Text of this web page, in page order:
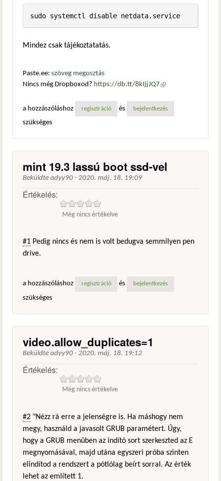
sudo systemctl disable netdata.service
Mindez csak tájékoztatatás.
Paste.ee: szöveg megosztás
Nincs még Dropboxod? https://db.tt/8kIjjJQ7 (külső
a hozzászóláshoz
regisztráció és bejelentkezés
szükséges
mint 19.3 lassú boot ssd-vel
Beküldte adyy90 - 2020. máj. 18. 19:09
Értékelés:
Még nincs értékelve
#1 Pedig nincs és nem is volt bedugva semmilyen pen
drive.
a hozzászóláshoz regisztráció és bejelentkezés
szükséges
video.allow_duplicates=1
Beküldte adyy90 - 2020. máj. 18. 19:12
Értékelés:
Még nincs értékelve
#2 "Nézz rá erre a jelenségre is. Ha máshogy nem
megy, használd a javasolt GRUB paramétert. Úgy,
hogy a GRUB menüben az indító sort szerkeszted az E
megnyomásával, majd utána egyszeri próba szinten
elindítod a rendszert a pótlólag beírt sorral. Az érték
lehet az említett 1.